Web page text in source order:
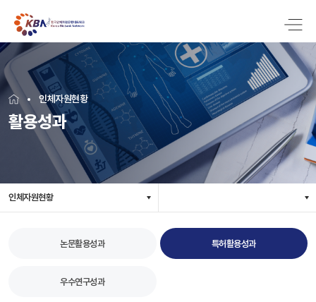
인체자원현황
활용성과
인체자원현황
논문활용성과 특허활용성과
우수연구성과